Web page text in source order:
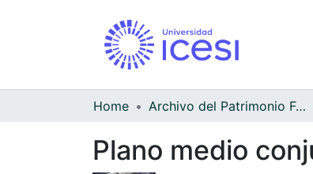
Home Archivo del Patrimonio Fotográfico y Fílmico del Valle del Cauca
Plano medio